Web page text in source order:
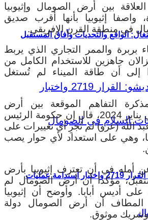
الواقع والتحديات وآفاق المستقبل
متلازمة مقديشو: القرار 2719 واختبار استدامة عمليات
بين أرض الصومال وإثيوبيا
واصفا إثيوبيا بأنها أقرب صديق
في منطقة القرن الإفريقي.
بربرة والممر التجاري الذي يربط
يزالان جاهزين للاستخدام الكامل من
إلى أن طاقة الميناء لم تُستغل
التفاهم الموقعة بين أرض
الصومال وإثيوبيا في يناير 2024، قال إن حكومة الرئيس
الله (عرو) لم تُجرِ أي تغييرات على
وهي على استعداد لأي حوار يصب
أمله في أن تعترف إثيوبيا بأرض
مؤكدا أن أرض الصومال لم
أديس أبابا. وأوضح أن إثيوبيا
أن أرض الصومال دولة
موثوق.